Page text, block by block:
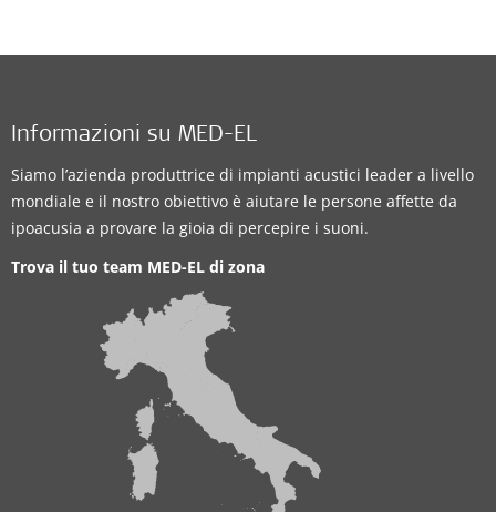
Informazioni su MED-EL
Siamo l’azienda produttrice di impianti acustici leader a livello
mondiale e il nostro obiettivo è aiutare le persone affette da
ipoacusia a provare la gioia di percepire i suoni.
Trova il tuo team MED-EL di zona